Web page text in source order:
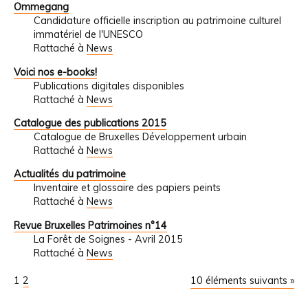
Ommegang
Candidature officielle inscription au patrimoine culturel
immatériel de l'UNESCO
Rattaché à News
Voici nos e-books!
Publications digitales disponibles
Rattaché à News
Catalogue des publications 2015
Catalogue de Bruxelles Développement urbain
Rattaché à News
Actualités du patrimoine
Inventaire et glossaire des papiers peints
Rattaché à News
Revue Bruxelles Patrimoines n°14
La Forêt de Soignes - Avril 2015
Rattaché à News
10 éléments suivants »
1 2